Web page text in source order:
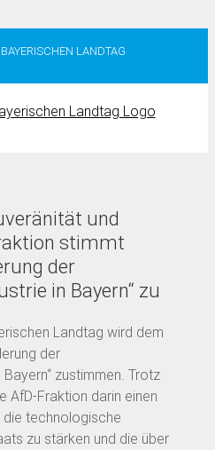
LANDTAG
und
stimmt
der
in Bayern“ zu
Landtag wird dem
der
zustimmen. Trotz
AfD-Fraktion darin einen
die technologische
zu stärken und die über